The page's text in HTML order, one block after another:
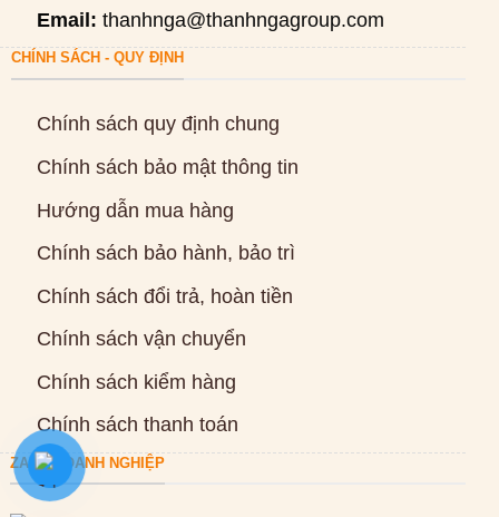
Email: thanhnga@thanhngagroup.com
CHÍNH SÁCH - QUY ĐỊNH
Chính sách quy định chung
Chính sách bảo mật thông tin
Hướng dẫn mua hàng
Chính sách bảo hành, bảo trì
Chính sách đổi trả, hoàn tiền
Chính sách vận chuyển
Chính sách kiểm hàng
Chính sách thanh toán
ZALO DOANH NGHIỆP